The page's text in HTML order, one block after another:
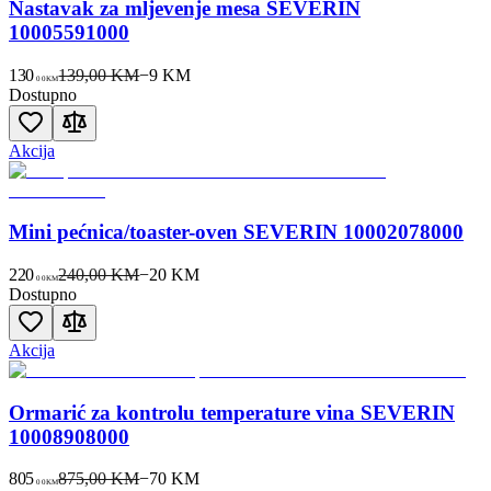
Nastavak za mljevenje mesa SEVERIN
10005591000
130 00KM139,00 KM−9 KM
Dostupno
Akcija
Mini pećnica/toaster-oven SEVERIN 10002078000
220 00KM240,00 KM−20 KM
Dostupno
Akcija
Ormarić za kontrolu temperature vina SEVERIN
10008908000
805 00KM875,00 KM−70 KM